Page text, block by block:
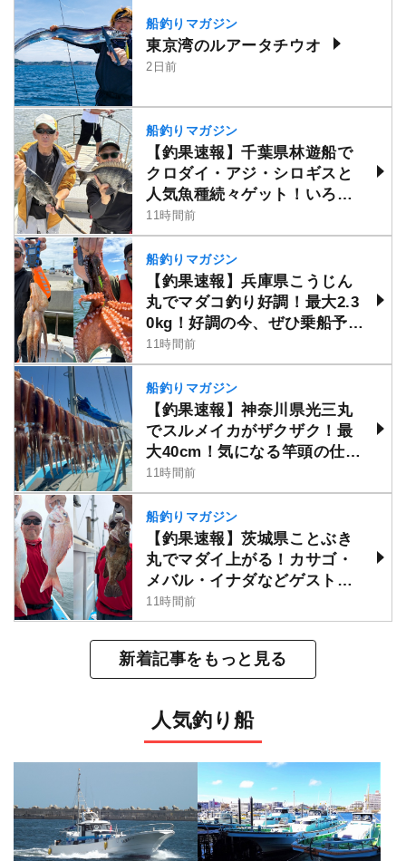
船釣りマガジン
東京湾のルアータチウオ
2日前
船釣りマガジン
【釣果速報】千葉県林遊船で
クロダイ・アジ・シロギスと
人気魚種続々ゲット！いろい
ろな魚との出会いを楽しみた
い人は即予約を！
11時間前
船釣りマガジン
【釣果速報】兵庫県こうじん
丸でマダコ釣り好調！最大2.3
0kg！好調の今、ぜひ乗船予約
を！
11時間前
船釣りマガジン
【釣果速報】神奈川県光三丸
でスルメイカがザクザク！最
大40cm！気になる竿頭の仕掛
けは？
11時間前
船釣りマガジン
【釣果速報】茨城県ことぶき
丸でマダイ上がる！カサゴ・
メバル・イナダなどゲストも
多種多様！充実の釣行をお約
束します！
11時間前
新着記事をもっと見る
人気釣り船